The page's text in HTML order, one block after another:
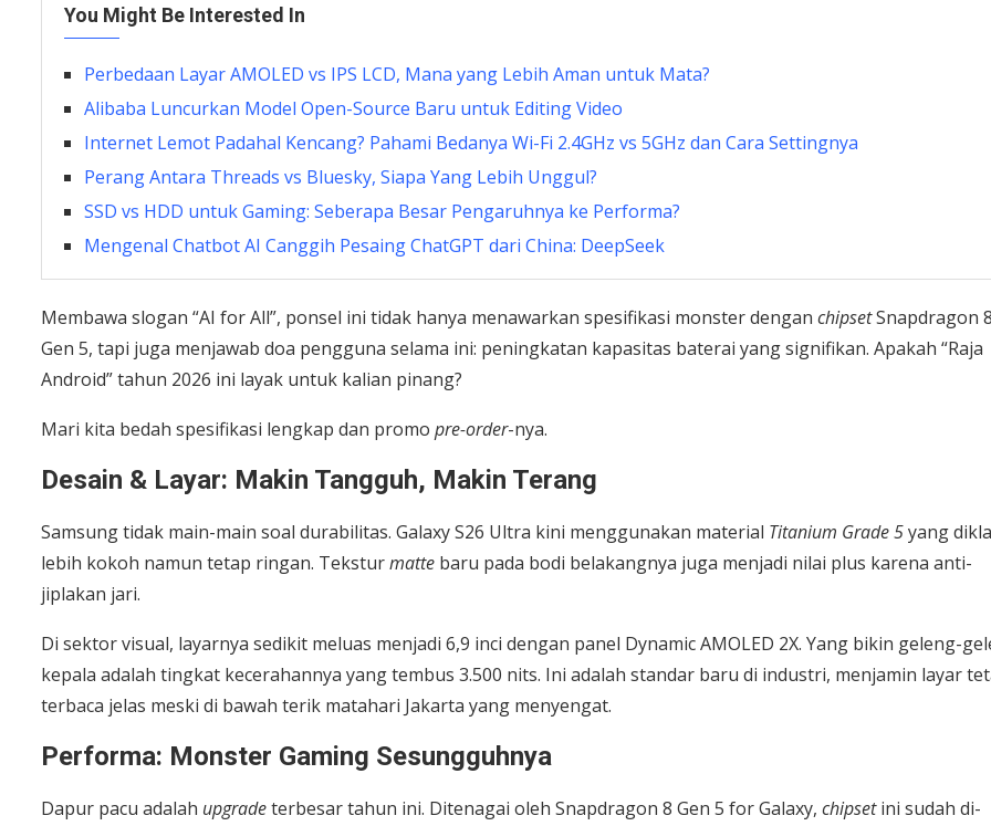
You Might Be Interested In
Perbedaan Layar AMOLED vs IPS LCD, Mana yang Lebih Aman untuk Mata?
Alibaba Luncurkan Model Open-Source Baru untuk Editing Video
Internet Lemot Padahal Kencang? Pahami Bedanya Wi-Fi 2.4GHz vs 5GHz dan Cara Settingnya
Perang Antara Threads vs Bluesky, Siapa Yang Lebih Unggul?
SSD vs HDD untuk Gaming: Seberapa Besar Pengaruhnya ke Performa?
Mengenal Chatbot AI Canggih Pesaing ChatGPT dari China: DeepSeek
Membawa slogan “AI for All”, ponsel ini tidak hanya menawarkan spesifikasi monster dengan chipsetSnapdragon 8
Gen 5, tapi juga menjawab doa pengguna selama ini: peningkatan kapasitas baterai yang signifikan. Apakah “Raja
Android” tahun 2026 ini layak untuk kalian pinang?
Mari kita bedah spesifikasi lengkap dan promo pre-order-nya.
Desain & Layar: Makin Tangguh, Makin Terang
Samsung tidak main-main soal durabilitas. Galaxy S26 Ultra kini menggunakan material Titanium Grade 5yang
lebih kokoh namun tetap ringan. Teksturmatte baru pada bodi belakangnya juga menjadi nilai plus karena anti-
jiplakan jari.
Di sektor visual, layarnya sedikit meluas menjadi 6,9 inci dengan panel Dynamic AMOLED 2X. Yang bikin geleng-
kepala adalah tingkat kecerahannya yang tembus 3.500 nits. Ini adalah standar baru di industri, menjamin layar
terbaca jelas meski di bawah terik matahari Jakarta yang menyengat.
Performa: Monster Gaming Sesungguhnya
Dapur pacu adalah upgradeterbesar tahun ini. Ditenagai oleh Snapdragon 8 Gen 5 for Galaxy, chipsetini sudah di-